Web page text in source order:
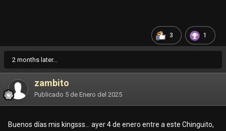
3 1
2 months later...
zambito
Publicado 5 de Enero del 2025
Buenos días mis kingsss… ayer 4 de enero entre a este Chinguito,